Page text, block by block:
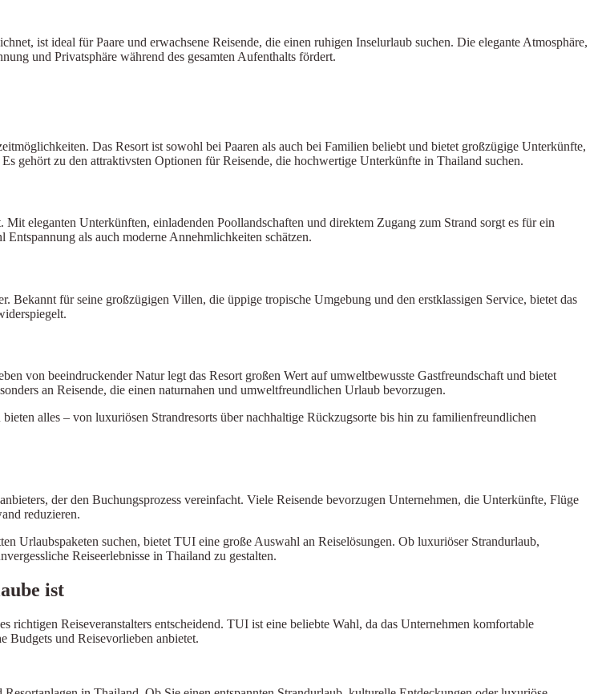
ist ideal für Paare und erwachsene Reisende, die einen ruhigen Inselurlaub suchen. Die elegante Atmosphäre,
und Privatsphäre während des gesamten Aufenthalts fördert.
Das Resort ist sowohl bei Paaren als auch bei Familien beliebt und bietet großzügige Unterkünfte,
gehört zu den attraktivsten Optionen für Reisende, die hochwertige Unterkünfte in Thailand suchen.
eleganten Unterkünften, einladenden Poollandschaften und direktem Zugang zum Strand sorgt es für ein
als auch moderne Annehmlichkeiten schätzen.
für seine großzügigen Villen, die üppige tropische Umgebung und den erstklassigen Service, bietet das
von beeindruckender Natur legt das Resort großen Wert auf umweltbewusste Gastfreundschaft und bietet
an Reisende, die einen naturnahen und umweltfreundlichen Urlaub bevorzugen.
alles – von luxuriösen Strandresorts über nachhaltige Rückzugsorte bis hin zu familienfreundlichen
der den Buchungsprozess vereinfacht. Viele Reisende bevorzugen Unternehmen, die Unterkünfte, Flüge
reduzieren.
Urlaubspaketen suchen, bietet TUI eine große Auswahl an Reiselösungen. Ob luxuriöser Strandurlaub,
Reiseerlebnisse in Thailand zu gestalten.
ist
richtigen Reiseveranstalters entscheidend. TUI ist eine beliebte Wahl, da das Unternehmen komfortable
Budgets und Reisevorlieben anbietet.×